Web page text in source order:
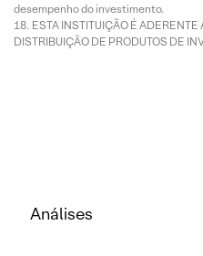
desempenho do investimento.
ESTA INSTITUIÇÃO É
DISTRIBUIÇÃO DE PRODUTOS DE
Análises